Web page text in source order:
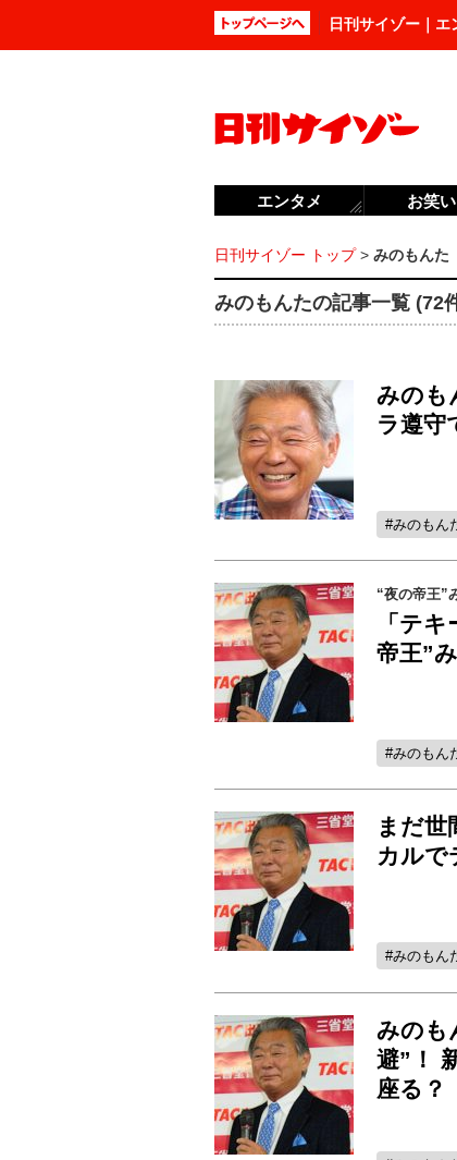
日刊サイゾー｜
日刊サイゾー トップ> みのもんた
みのもんたの記事一覧 (72
みのも
ラ遵守
みのもん
“夜の帝王”
「テ
帝王”
みのもん
まだ世
カルで
みのもん
みのも
避”！
座る？
エンタメ お笑い